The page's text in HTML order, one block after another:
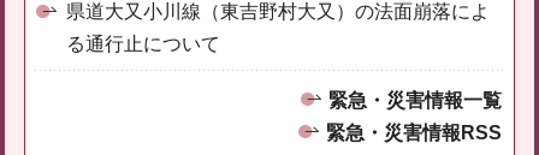
県道大又小川線（東吉野村大又）の法面崩落によ
る通行止について
緊急・災害情報一覧
緊急・災害情報RSS